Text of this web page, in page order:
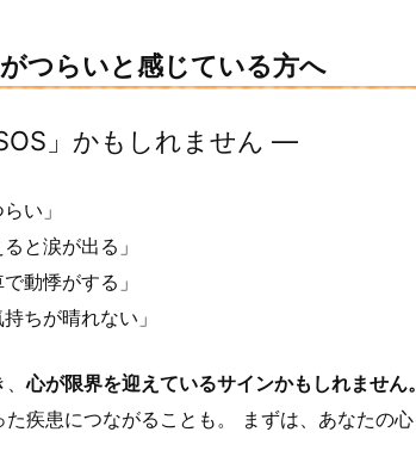
つらいと感じている方へ
」かもしれません ―
い」
と涙が出る」
動悸がする」
ちが晴れない」
、心が限界を迎えているサインかもしれません。
た疾患につながることも。 まずは、あなたの